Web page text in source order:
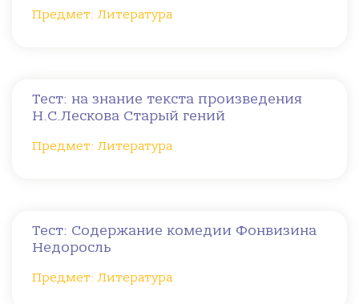
Предмет: Литература
Тест: на знание текста произведения
Н.С.Лескова Старый гений
Предмет: Литература
Тест: Содержание комедии Фонвизина
Недоросль
Предмет: Литература